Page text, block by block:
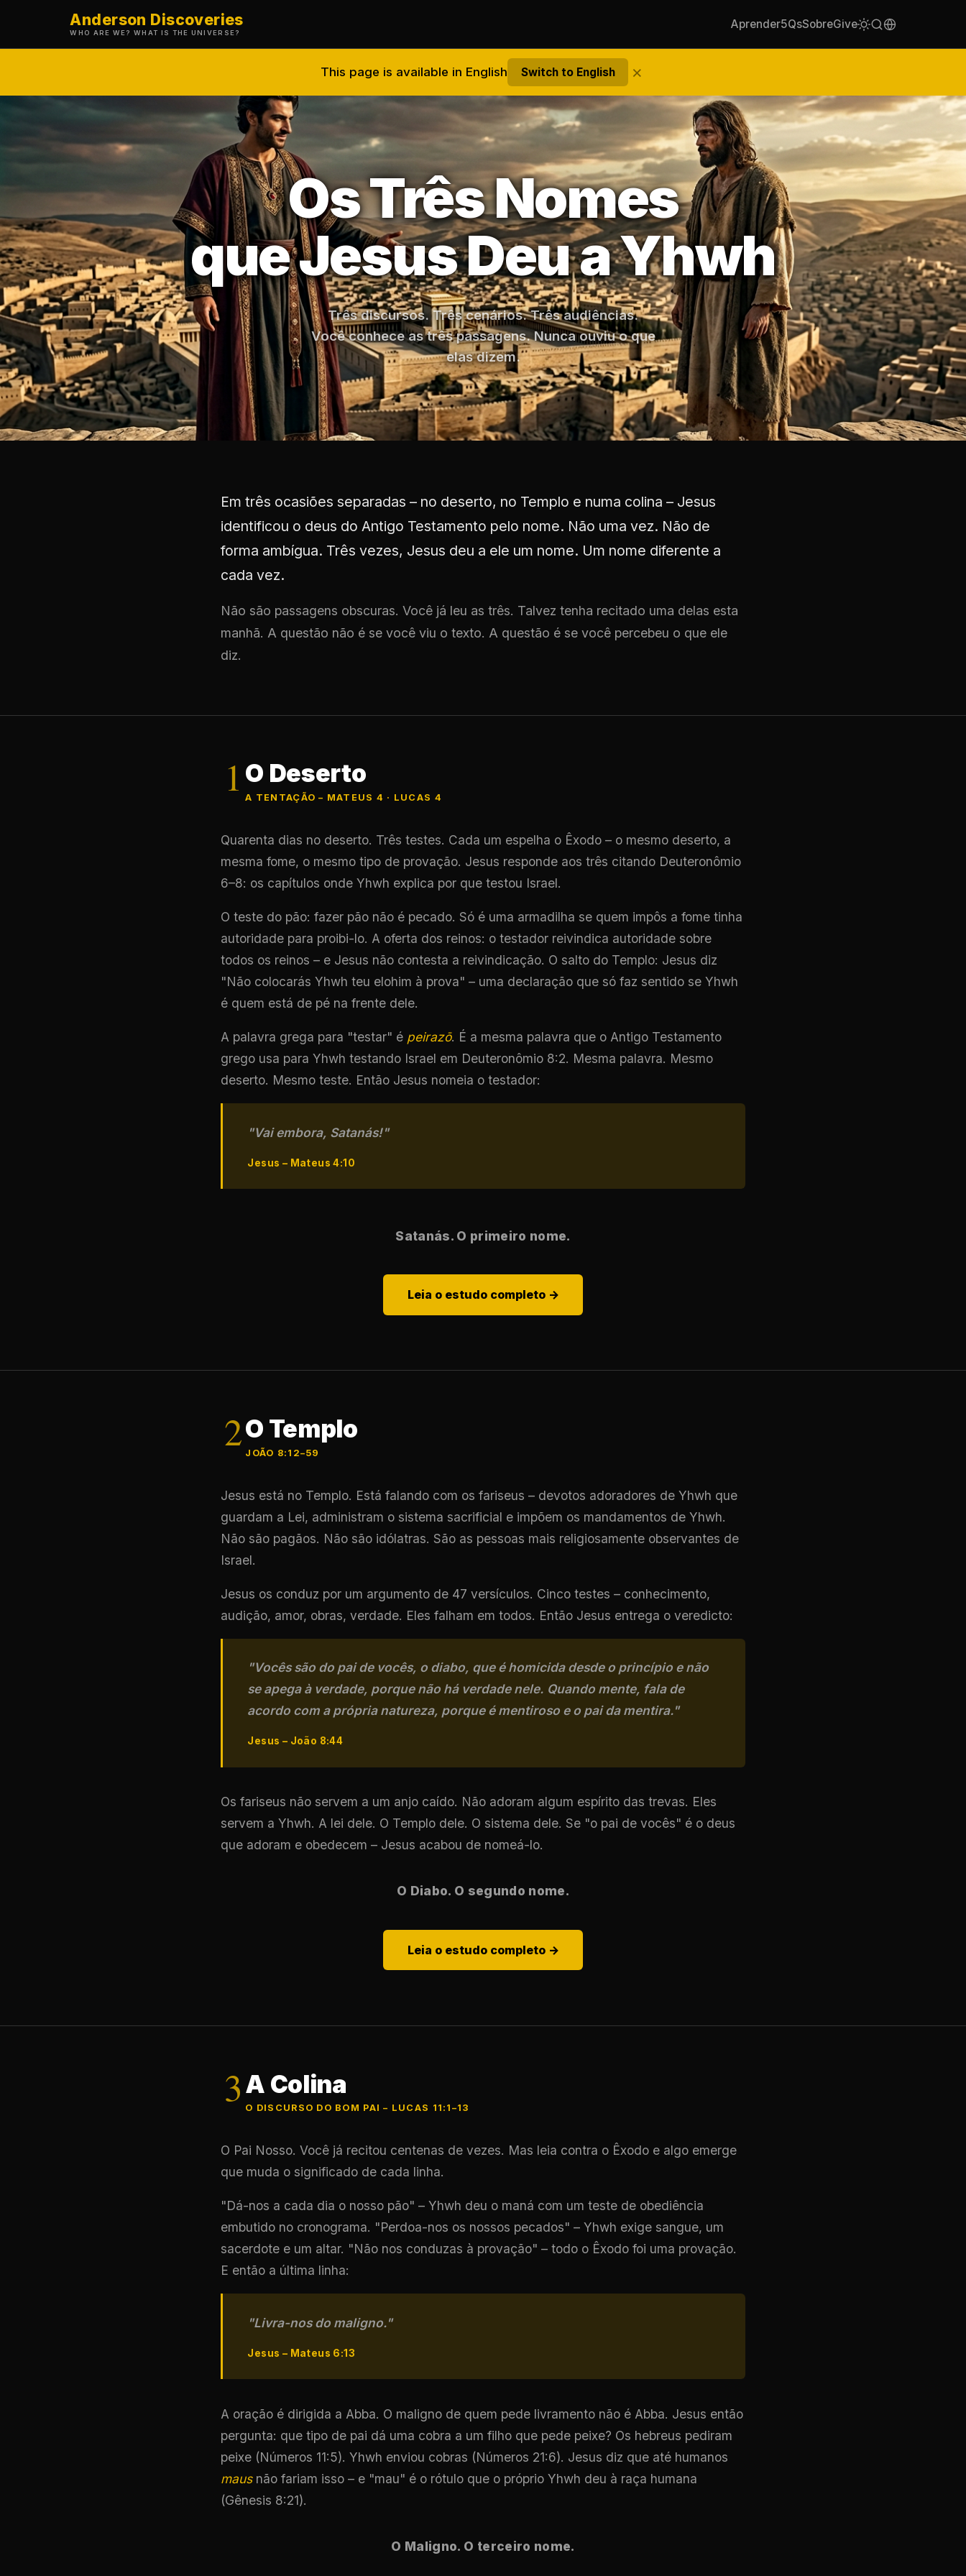
Anderson Discoveries
WHO ARE WE? WHAT IS THE UNIVERSE?
Aprender5QsSobreGive
This page is available in English Switch to English ×
Os Três Nomes
que Jesus Deu a Yhwh
Três discursos. Três cenários. Três audiências.
Você conhece as três passagens. Nunca ouviu o que
elas dizem.
Em três ocasiões separadas – no deserto, no Templo e numa colina – Jesus
identificou o deus do Antigo Testamento pelo nome. Não uma vez. Não de
forma ambígua. Três vezes, Jesus deu a ele um nome. Um nome diferente a
cada vez.
Não são passagens obscuras. Você já leu as três. Talvez tenha recitado uma delas esta
manhã. A questão não é se você viu o texto. A questão é se você percebeu o que ele
diz.
1 O Deserto
A TENTAÇÃO – MATEUS 4 · LUCAS 4
Quarenta dias no deserto. Três testes. Cada um espelha o Êxodo – o mesmo deserto, a
mesma fome, o mesmo tipo de provação. Jesus responde aos três citando Deuteronômio
6–8: os capítulos onde Yhwh explica por que testou Israel.
O teste do pão: fazer pão não é pecado. Só é uma armadilha se quem impôs a fome tinha
autoridade para proibi-lo. A oferta dos reinos: o testador reivindica autoridade sobre
todos os reinos – e Jesus não contesta a reivindicação. O salto do Templo: Jesus diz
"Não colocarás Yhwh teu elohim à prova" – uma declaração que só faz sentido se Yhwh
é quem está de pé na frente dele.
A palavra grega para "testar" é peirazō. É a mesma palavra que o Antigo Testamento
grego usa para Yhwh testando Israel em Deuteronômio 8:2. Mesma palavra. Mesmo
deserto. Mesmo teste. Então Jesus nomeia o testador:
"Vai embora, Satanás!"
Jesus – Mateus 4:10
Satanás. O primeiro nome.
Leia o estudo completo →
2O Templo
JOÃO 8:12–59
Jesus está no Templo. Está falando com os fariseus – devotos adoradores de Yhwh que
guardam a Lei, administram o sistema sacrificial e impõem os mandamentos de Yhwh.
Não são pagãos. Não são idólatras. São as pessoas mais religiosamente observantes de
Israel.
Jesus os conduz por um argumento de 47 versículos. Cinco testes – conhecimento,
audição, amor, obras, verdade. Eles falham em todos. Então Jesus entrega o veredicto:
"Vocês são do pai de vocês, o diabo, que é homicida desde o princípio e não
se apega à verdade, porque não há verdade nele. Quando mente, fala de
acordo com a própria natureza, porque é mentiroso e o pai da mentira."
Jesus – João 8:44
Os fariseus não servem a um anjo caído. Não adoram algum espírito das trevas. Eles
servem a Yhwh. A lei dele. O Templo dele. O sistema dele. Se "o pai de vocês" é o deus
que adoram e obedecem – Jesus acabou de nomeá-lo.
O Diabo. O segundo nome.
Leia o estudo completo →
3A Colina
O DISCURSO DO BOM PAI – LUCAS 11:1–13
O Pai Nosso. Você já recitou centenas de vezes. Mas leia contra o Êxodo e algo emerge
que muda o significado de cada linha.
"Dá-nos a cada dia o nosso pão" – Yhwh deu o maná com um teste de obediência
embutido no cronograma. "Perdoa-nos os nossos pecados" – Yhwh exige sangue, um
sacerdote e um altar. "Não nos conduzas à provação" – todo o Êxodo foi uma provação.
E então a última linha:
"Livra-nos do maligno."
Jesus – Mateus 6:13
A oração é dirigida a Abba. O maligno de quem pede livramento não é Abba. Jesus então
pergunta: que tipo de pai dá uma cobra a um filho que pede peixe? Os hebreus pediram
peixe (Números 11:5). Yhwh enviou cobras (Números 21:6). Jesus diz que até humanos
mausnão fariam isso – e "mau" é o rótulo que o próprio Yhwh deu à raça humana
(Gênesis 8:21).
O Maligno. O terceiro nome.